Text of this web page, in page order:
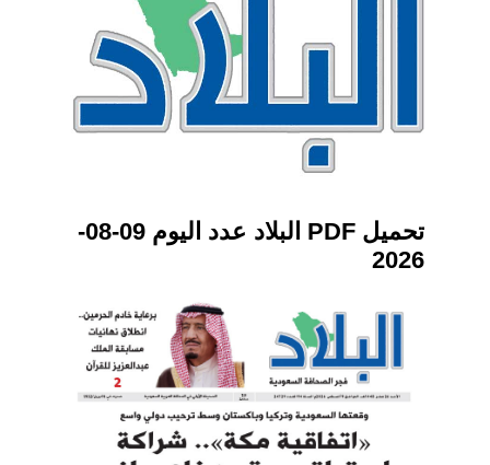
تحميل PDF البلاد عدد اليوم 09-08-
2026